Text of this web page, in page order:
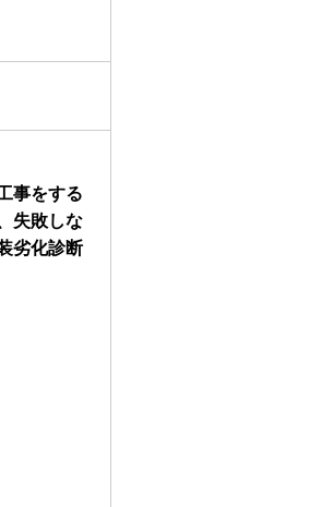
事をする
失敗しな
劣化診断